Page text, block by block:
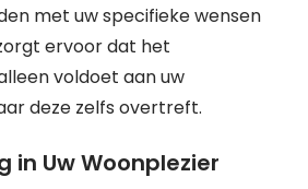
met uw specifieke wensen
ervoor dat het
voldoet aan uw
deze zelfs overtreft.
in Uw Woonplezier